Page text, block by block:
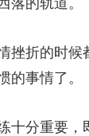
挫折的时候
的事情了。
十分重要，